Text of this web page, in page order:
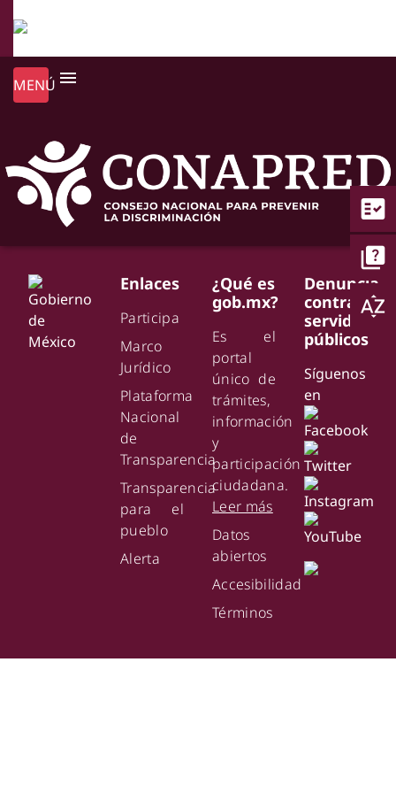
MENÚ menu
fact_check
quiz
sort_by_alpha
Enlaces
Participa
Marco
Jurídico
Plataforma
Nacional
de
Transparencia
Transparencia
para el
pueblo
Alerta
¿Qué es
gob.mx?
Es el
portal
único de
trámites,
información
y
participación
ciudadana.
Leer más
Datos
abiertos
Accesibilidad
Términos
Denuncia
contra
servidores
públicos
Síguenos
en